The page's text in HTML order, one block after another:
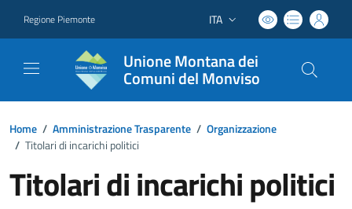
Regione Piemonte Lingua attiva:
ITA
Unione Montana dei
Comuni del Monviso
Home / Amministrazione Trasparente / Organizzazione
/ Titolari di incarichi politici
Titolari di incarichi politici